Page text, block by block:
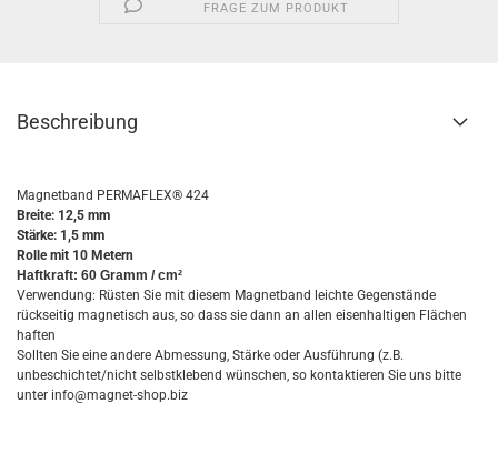
FRAGE ZUM PRODUKT
Beschreibung
Magnetband PERMAFLEX® 424
Breite: 12,5 mm
Stärke: 1,5 mm
Rolle mit 10 Metern
Haftkraft: 60 Gramm / cm²
Verwendung: Rüsten Sie mit diesem Magnetband leichte Gegenstände
rückseitig magnetisch aus, so dass sie dann an allen eisenhaltigen Flächen
haften
​Sollten Sie eine andere Abmessung, Stärke oder Ausführung (z.B.
unbeschichtet/nicht selbstklebend wünschen, so kontaktieren Sie uns bitte
unter info@magnet-shop.biz